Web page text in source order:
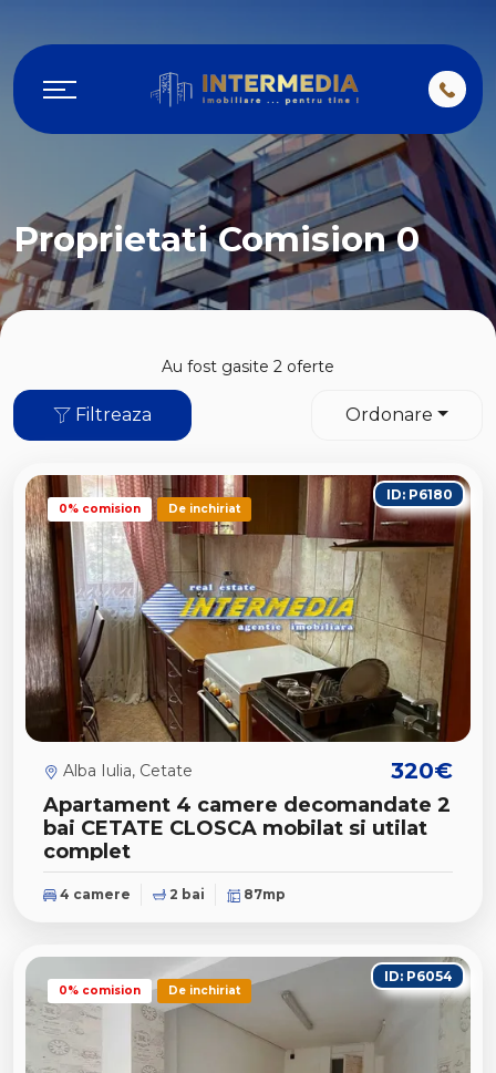
Proprietati Comision 0
Au fost gasite 2 oferte
Ordonare
Filtreaza
0% comision De inchiriat
Apartament 4 camere decomandate 2
bai CETATE CLOSCA mobilat si utilat
complet
Alba Iulia, Cetate 320€
4 camere 2 bai 87mp
ID: P6180
0% comision De inchiriat
ID: P6054